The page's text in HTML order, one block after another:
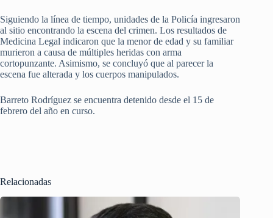
Siguiendo la línea de tiempo, unidades de la Policía ingresaron
al sitio encontrando la escena del crimen. Los resultados de
Medicina Legal indicaron que la menor de edad y su familiar
murieron a causa de múltiples heridas con arma
cortopunzante. Asimismo, se concluyó que al parecer la
escena fue alterada y los cuerpos manipulados.
Barreto Rodríguez se encuentra detenido desde el 15 de
febrero del año en curso.
Relacionadas